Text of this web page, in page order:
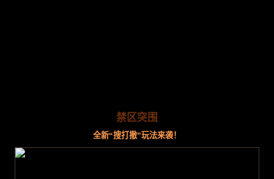
禁区突围
全新“搜打撤”玩法来袭！